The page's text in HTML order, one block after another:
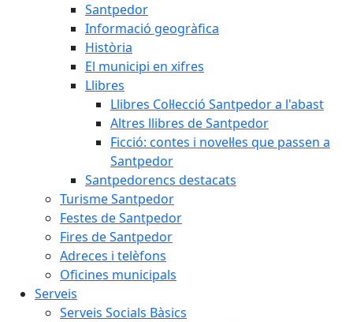
Santpedor
Informació geogràfica
Història
El municipi en xifres
Llibres
Llibres Col·lecció Santpedor a l'abast
Altres llibres de Santpedor
Ficció: contes i novel·les que passen a
Santpedor
Santpedorencs destacats
Turisme Santpedor
Festes de Santpedor
Fires de Santpedor
Adreces i telèfons
Oficines municipals
Serveis
Serveis Socials Bàsics